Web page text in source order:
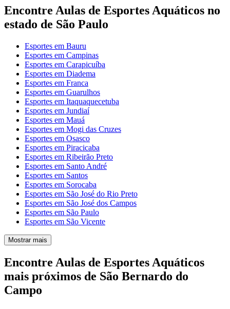
Encontre Aulas de Esportes Aquáticos no
estado de São Paulo
Esportes em Bauru
Esportes em Campinas
Esportes em Carapicuíba
Esportes em Diadema
Esportes em Franca
Esportes em Guarulhos
Esportes em Itaquaquecetuba
Esportes em Jundiaí
Esportes em Mauá
Esportes em Mogi das Cruzes
Esportes em Osasco
Esportes em Piracicaba
Esportes em Ribeirão Preto
Esportes em Santo André
Esportes em Santos
Esportes em Sorocaba
Esportes em São José do Rio Preto
Esportes em São José dos Campos
Esportes em São Paulo
Esportes em São Vicente
Mostrar mais
Encontre Aulas de Esportes Aquáticos
mais próximos de São Bernardo do
Campo